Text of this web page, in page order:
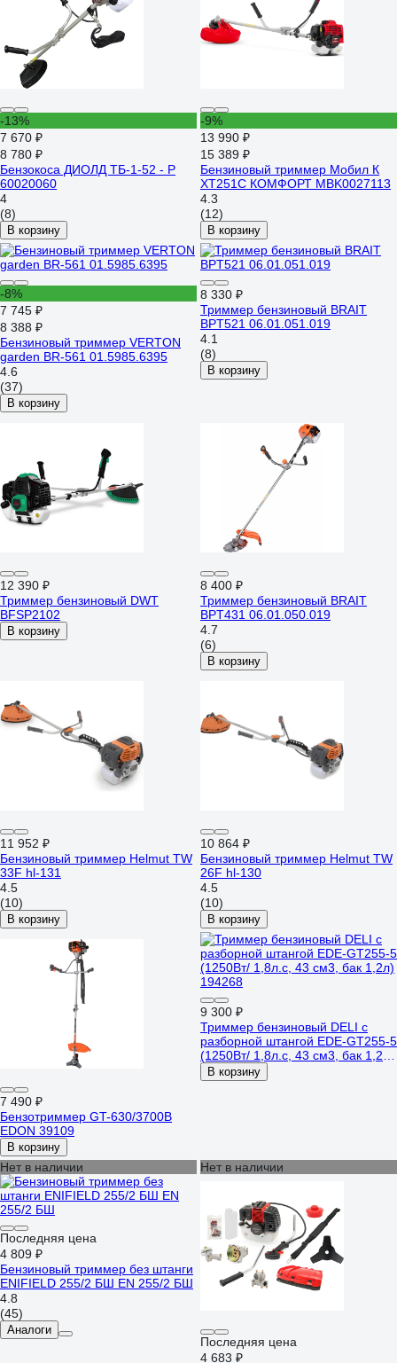
-13%
7 670 ₽
8 780 ₽
Бензокоса ДИОЛД ТБ-1-52 - Р
60020060
4
(8)
В корзину
-9%
13 990 ₽
15 389 ₽
Бензиновый триммер Мобил К
XT251С КОМФОРТ MBK0027113
4.3
(12)
В корзину
-8%
7 745 ₽
8 388 ₽
Бензиновый триммер VERTON
garden BR-561 01.5985.6395
4.6
(37)
В корзину
8 330 ₽
Триммер бензиновый BRAIT
BPT521 06.01.051.019
4.1
(8)
В корзину
12 390 ₽
Триммер бензиновый DWT
BFSP2102
В корзину
8 400 ₽
Триммер бензиновый BRAIT
BPT431 06.01.050.019
4.7
(6)
В корзину
11 952 ₽
Бензиновый триммер Helmut TW
33F hl-131
4.5
(10)
В корзину
10 864 ₽
Бензиновый триммер Helmut TW
26F hl-130
4.5
(10)
В корзину
7 490 ₽
Бензотриммер GT-630/3700В
EDON 39109
В корзину
9 300 ₽
Триммер бензиновый DELI с
разборной штангой EDE-GT255-5
(1250Вт/ 1,8л.с, 43 см3, бак 1,2л)
194268
В корзину
Нет в наличии
Последняя цена
4 809 ₽
Бензиновый триммер без штанги
ENIFIELD 255/2 БШ EN 255/2 БШ
4.8
(45)
Аналоги
Нет в наличии
Последняя цена
4 683 ₽